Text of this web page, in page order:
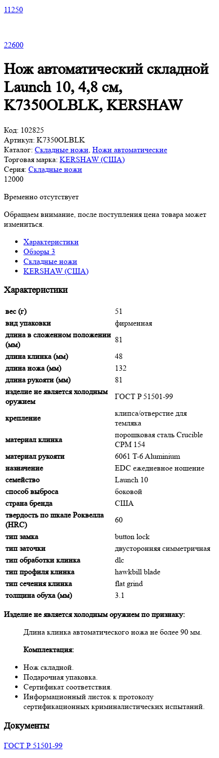
11250
22600
Нож автоматический складной
Launch 10, 4,8 см,
K7350OLBLK, KERSHAW
Код: 102825
Артикул: K7350OLBLK
Каталог: Складные ножи Ножи автоматические
Торговая марка: KERSHAW (США)
Серия: Складные ножи
12000
Временно отсутствует
Обращаем внимание, после поступления цена товара может
измениться.
Характеристики
Обзоры 3
Складные ножи
KERSHAW (США)
Характеристики
вес (г)
51
вид упаковки
фирменная
длина в сложенном положении
(мм)
81
длина клинка (мм)
48
длина ножа (мм)
132
длина рукояти (мм)
81
изделие не является холодным
оружием
ГОСТ P 51501-99
крепление
клипса/отверстие для
темляка
материал клинка
порошковая сталь Crucible
CPM 154
материал рукояти
6061 T-6 Aluminium
назначение
EDC ежедневное ношение
семейство
Launch 10
способ выброса
боковой
страна бренда
США
твердость по шкале Роквелла
(HRC)
60
тип замка
button lock
тип заточки
двусторонняя симметричная
тип обработки клинка
dlc
тип профиля клинка
hawkbill blade
тип сечения клинка
flat grind
толщина обуха (мм)
3.1
Изделие не является холодным оружием по признаку:
Длина клинка автоматического ножа не более 90 мм.
Комплектация:
Нож складной.
Подарочная упаковка.
Сертификат соответствия.
Информационный листок к протоколу
сертификационных криминалистических испытаний.
Документы
ГОСТ Р 51501-99